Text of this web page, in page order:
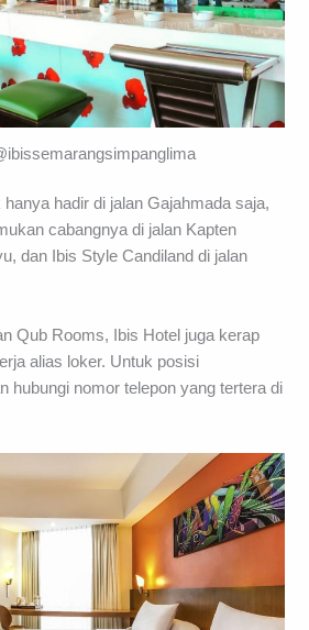
hanya hadir di jalan Gajahmada saja,
cabangnya di jalan Kapten
dan Ibis Style Candiland di jalan
Qub Rooms, Ibis Hotel juga kerap
alias loker. Untuk posisi
hubungi nomor telepon yang tertera di